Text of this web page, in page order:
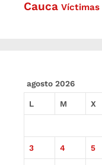
Cauca Víctimas
agosto 2026
L M X
3 4 5